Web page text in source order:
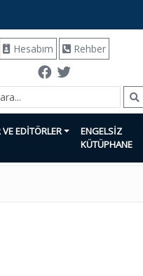
Hesabım Rehber
EDİTÖRLER
ENGELSİZ
KÜTÜPHANE